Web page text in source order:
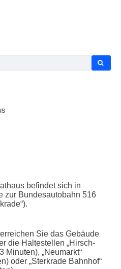
befindet sich in
zur Bundesautobahn 516
erreichen Sie das Gebäude
die Haltestellen „Hirsch-
Minuten), „Neumarkt“
oder „Sterkrade Bahnhof“